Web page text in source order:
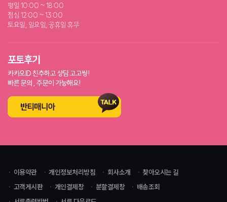
평일 10:00 ~ 18:00
점심 12:00 ~ 13:00
토요일, 일요일, 공휴일 휴무
포토후기
카카오ID 친추하고 상담 고고씽!
빠른 문의 , 주문이 가능해요!
이용약관 개인정보처리방침 회사소개
찾아오시는 길
고객게시판
개인결제창 분할결제창
배송조회